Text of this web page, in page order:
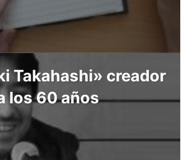
Takahashi» creador
los 60 años